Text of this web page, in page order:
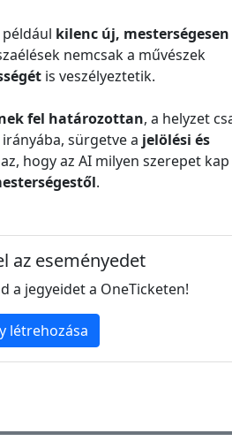
kilenc új, mesterségesen
nemcsak a művészek
is veszélyeztetik.
fel határozottan, a helyzet
sürgetve a jelölési és
hogy az AI milyen szerepet kap
.
az eseményedet
a jegyeidet a OneTicketen!
létrehozása